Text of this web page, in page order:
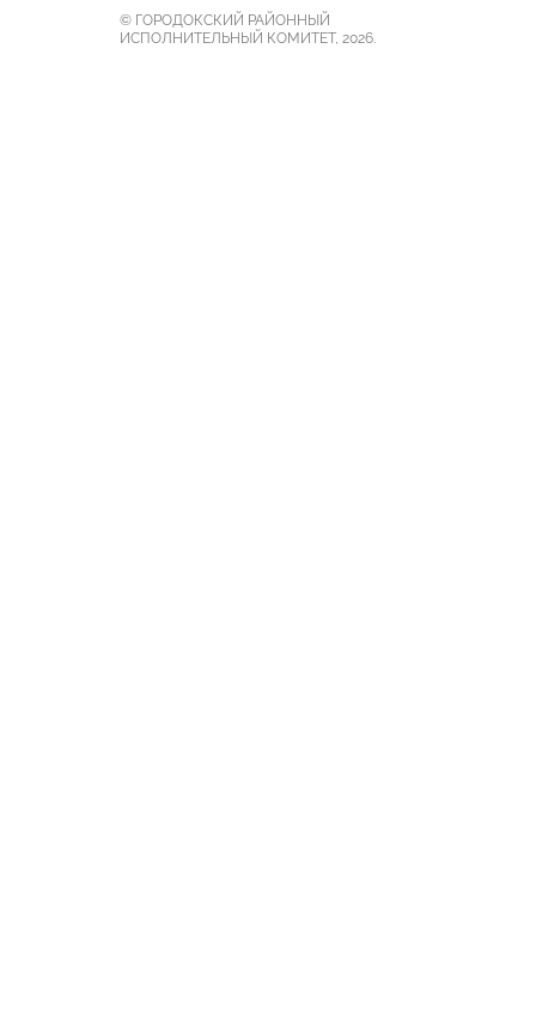
© ГОРОДОКСКИЙ РАЙОННЫЙ
ИСПОЛНИТЕЛЬНЫЙ КОМИТЕТ, 2026.